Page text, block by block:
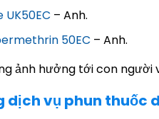
UK50EC – Anh.
50EC – Anh.
ảnh hưởng tới con
vụ phun thuốc